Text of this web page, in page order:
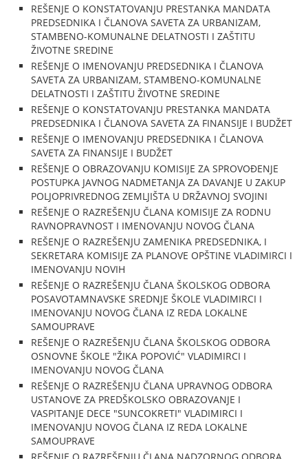
REŠENJE O KONSTATOVANJU PRESTANKA MANDATA
PREDSEDNIKA I ČLANOVA SAVETA ZA URBANIZAM,
STAMBENO-KOMUNALNE DELATNOSTI I ZAŠTITU
ŽIVOTNE SREDINE
REŠENJE O IMENOVANJU PREDSEDNIKA I ČLANOVA
SAVETA ZA URBANIZAM, STAMBENO-KOMUNALNE
DELATNOSTI I ZAŠTITU ŽIVOTNE SREDINE
REŠENJE O KONSTATOVANJU PRESTANKA MANDATA
PREDSEDNIKA I ČLANOVA SAVETA ZA FINANSIJE I BUDŽET
REŠENJE O IMENOVANJU PREDSEDNIKA I ČLANOVA
SAVETA ZA FINANSIJE I BUDŽET
REŠENJE O OBRAZOVANJU KOMISIJE ZA SPROVOĐENJE
POSTUPKA JAVNOG NADMETANJA ZA DAVANJE U ZAKUP
POLJOPRIVREDNOG ZEMLJIŠTA U DRŽAVNOJ SVOJINI
REŠENJE O RAZREŠENJU ČLANA KOMISIJE ZA RODNU
RAVNOPRAVNOST I IMENOVANJU NOVOG ČLANA
REŠENJE O RAZREŠENJU ZAMENIKA PREDSEDNIKA, I
SEKRETARA KOMISIJE ZA PLANOVE OPŠTINE VLADIMIRCI I
IMENOVANJU NOVIH
REŠENJE O RAZREŠENJU ČLANA ŠKOLSKOG ODBORA
POSAVOTAMNAVSKE SREDNJE ŠKOLE VLADIMIRCI I
IMENOVANJU NOVOG ČLANA IZ REDA LOKALNE
SAMOUPRAVE
REŠENJE O RAZREŠENJU ČLANA ŠKOLSKOG ODBORA
OSNOVNE ŠKOLE "ŽIKA POPOVIĆ" VLADIMIRCI I
IMENOVANJU NOVOG ČLANA
REŠENJE O RAZREŠENJU ČLANA UPRAVNOG ODBORA
USTANOVE ZA PREDŠKOLSKO OBRAZOVANJE I
VASPITANJE DECE "SUNCOKRETI" VLADIMIRCI I
IMENOVANJU NOVOG ČLANA IZ REDA LOKALNE
SAMOUPRAVE